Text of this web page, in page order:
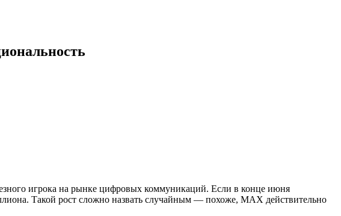
игрока на рынке цифровых коммуникаций. Если в конце июня
Такой рост сложно назвать случайным — похоже, MAX действительно